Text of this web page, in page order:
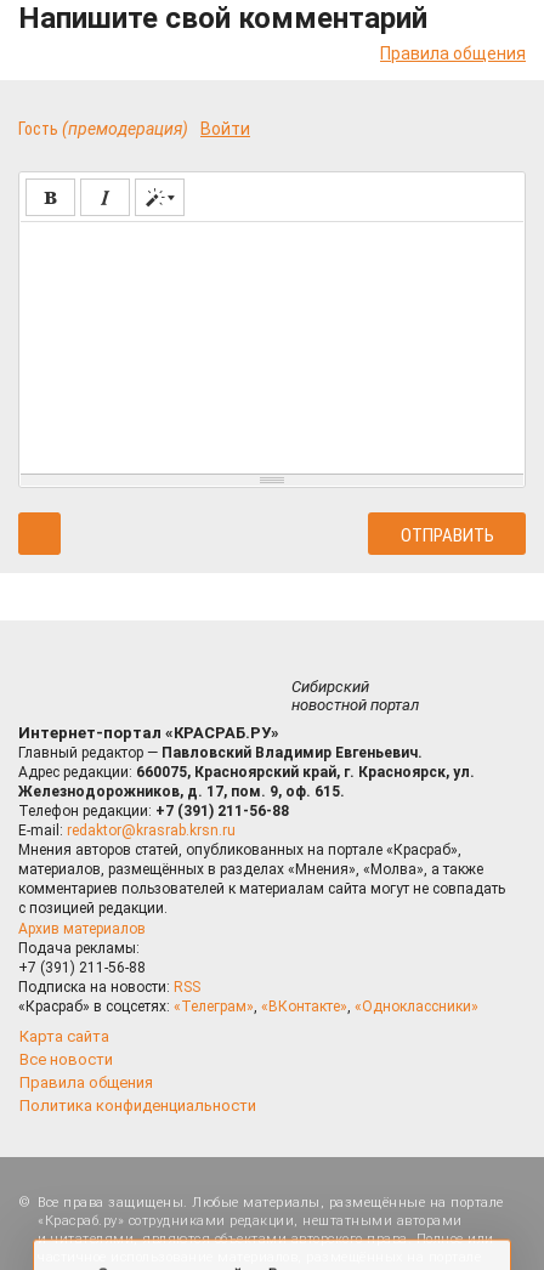
Напишите свой комментарий
Правила общения
Гость (премодерация) Войти
Сибирский
новостной портал
Интернет-портал «КРАСРАБ.РУ»
Главный редактор — Павловский Владимир Евгеньевич.
Адрес редакции: 660075, Красноярский край, г. Красноярск, ул.
Железнодорожников, д. 17, пом. 9, оф. 615.
Телефон редакции: +7 (391) 211-56-88
E-mail: redaktor@krasrab.krsn.ru
Мнения авторов статей, опубликованных на портале «Красраб»,
материалов, размещённых в разделах «Мнения», «Молва», а также
комментариев пользователей к материалам сайта могут не совпадать
с позицией редакции.
Архив материалов
Подача рекламы:
+7 (391) 211-56-88
Подписка на новости: RSS
«Красраб» в соцсетях: «Телеграм», «ВКонтакте», «Одноклассники»
Карта сайта
Все новости
Правила общения
Политика конфиденциальности
Все права защищены. Любые материалы, размещённые на портале
«Красраб.ру» сотрудниками редакции, нештатными авторами
и читателями, являются объектами авторского права. Полное или
использование cookies, которые применяются для
повышения качества рекомендаций согласно